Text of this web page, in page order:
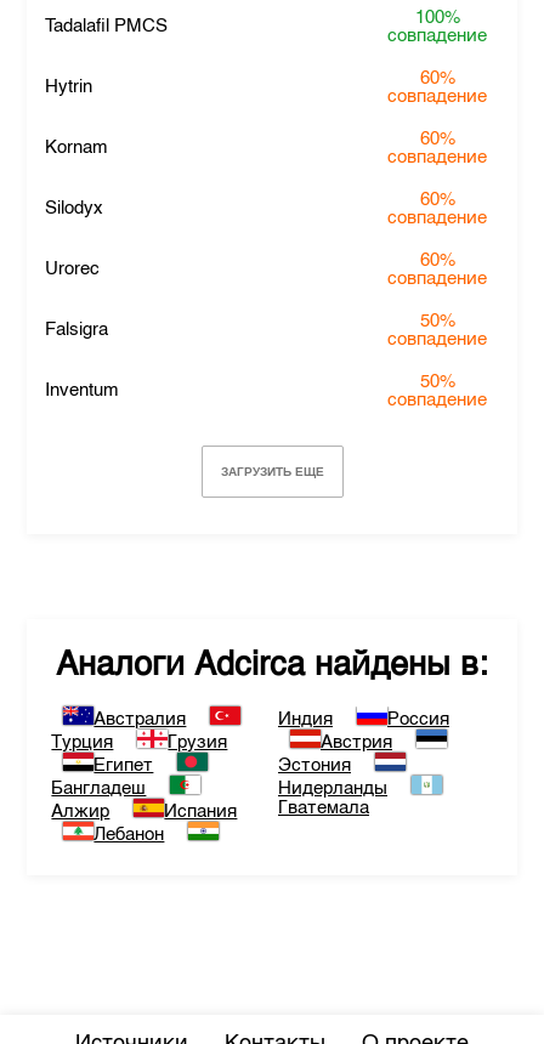
Tadalafil PMCS
100%
совпадение
Hytrin
60%
совпадение
Kornam
60%
совпадение
Silodyx
60%
совпадение
Urorec
60%
совпадение
Falsigra
50%
совпадение
Inventum
50%
совпадение
ЗАГРУЗИТЬ ЕЩЕ
Аналоги Adcircaнайдены в:
Австралия
Турция
Грузия
Египет
Бангладеш
Алжир
Испания
Лебанон
Индия
Россия
Австрия
Эстония
Нидерланды
Гватемала